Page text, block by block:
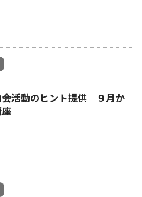
活動のヒント提供 ９月か
座